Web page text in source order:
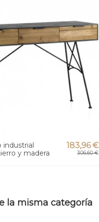
industrial
y madera
183,96 €
306,60 €
la misma categoría